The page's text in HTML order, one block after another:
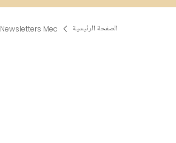
الصفحة الرئيسية Newsletters Mec